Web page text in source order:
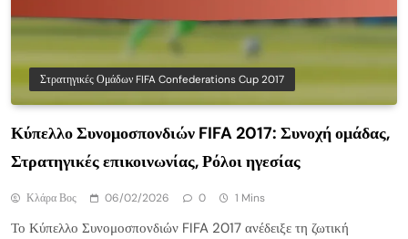
Στρατηγικές Ομάδων FIFA Confederations Cup 2017
Κύπελλο Συνομοσπονδιών FIFA 2017: Συνοχή ομάδας,
Στρατηγικές επικοινωνίας, Ρόλοι ηγεσίας
Κλάρα Βος 06/02/2026 0 1 Mins
Το Κύπελλο Συνομοσπονδιών FIFA 2017 ανέδειξε τη ζωτική